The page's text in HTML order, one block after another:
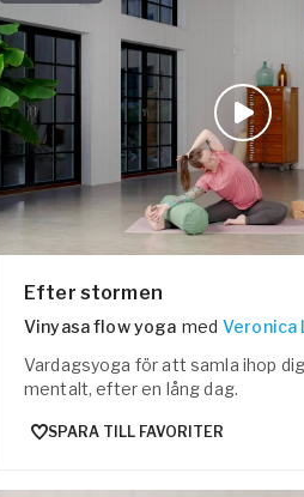
Efter stormen
Vinyasa flow yoga med Veronica
Vardagsyoga för att samla ihop
mentalt, efter en lång dag.
SPARA TILL FAVORITER